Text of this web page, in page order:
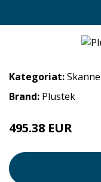
Kategoriat:
Brand: Plustek
495.38 EUR